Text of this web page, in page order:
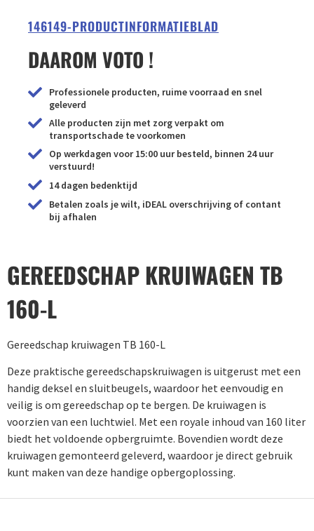
146149-PRODUCTINFORMATIEBLAD
DAAROM VOTO !
Professionele producten, ruime voorraad en snel
geleverd
Alle producten zijn met zorg verpakt om
transportschade te voorkomen
Op werkdagen voor 15:00 uur besteld, binnen 24 uur
verstuurd!
14 dagen bedenktijd
Betalen zoals je wilt, iDEAL overschrijving of contant
bij afhalen
GEREEDSCHAP KRUIWAGEN TB
160-L
Gereedschap kruiwagen TB 160-L
Deze praktische gereedschapskruiwagen is uitgerust met een
handig deksel en sluitbeugels, waardoor het eenvoudig en
veilig is om gereedschap op te bergen. De kruiwagen is
voorzien van een luchtwiel. Met een royale inhoud van 160 liter
biedt het voldoende opbergruimte. Bovendien wordt deze
kruiwagen gemonteerd geleverd, waardoor je direct gebruik
kunt maken van deze handige opbergoplossing.